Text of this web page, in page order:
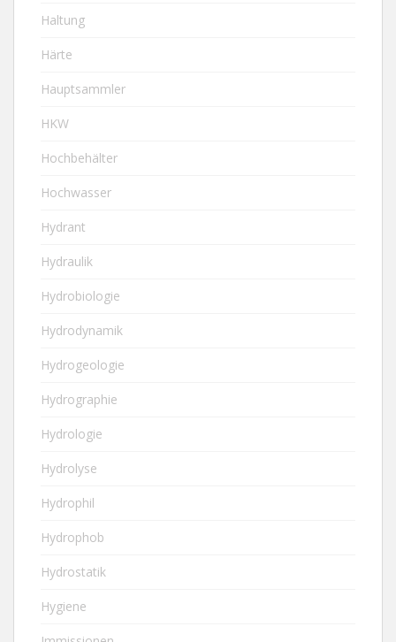
Haltung
Härte
Hauptsammler
HKW
Hochbehälter
Hochwasser
Hydrant
Hydraulik
Hydrobiologie
Hydrodynamik
Hydrogeologie
Hydrographie
Hydrologie
Hydrolyse
Hydrophil
Hydrophob
Hydrostatik
Hygiene